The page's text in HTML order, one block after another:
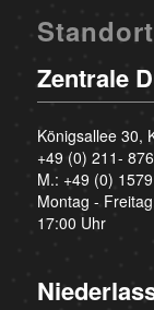
Zentrale
Königsallee 30,
+49 (0) 211-
M.: +49 (0)
Montag -
17:00 Uhr